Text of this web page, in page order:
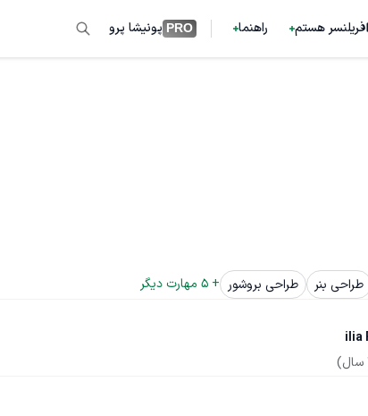
فریلنسر هستم راهنما PRO پونیشا پرو
طراحی بنر طراحی بروشور +
5 مهارت دیگر
ilia